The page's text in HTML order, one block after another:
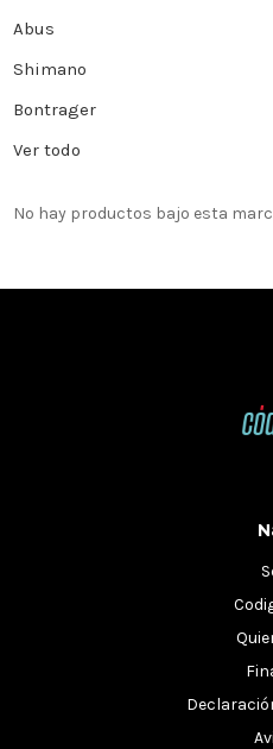
Abus
Shimano
Bontrager
Ver todo
No hay productos bajo esta